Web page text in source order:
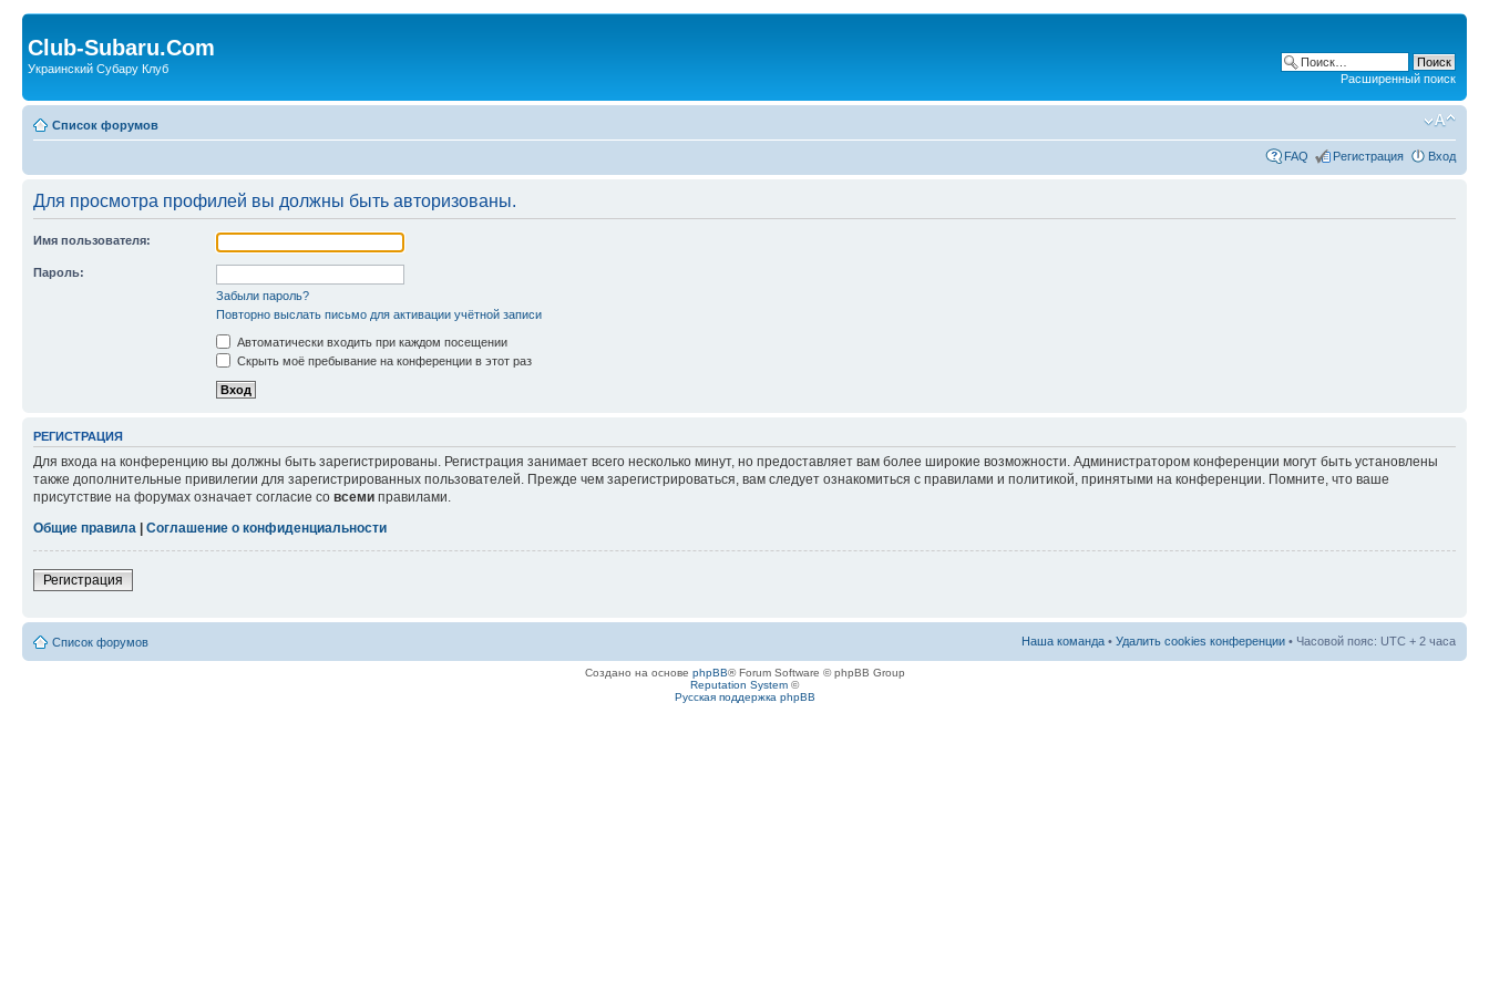
Club-Subaru.Com
Украинский Субару Клуб
Расширенный поиск
Список форумов
FAQ Регистрация Вход
Для просмотра профилей вы должны быть авторизованы.
Имя пользователя:
Пароль:
Забыли пароль?
Повторно выслать письмо для активации учётной записи
Автоматически входить при каждом посещении
Скрыть моё пребывание на конференции в этот раз
РЕГИСТРАЦИЯ
Для входа на конференцию вы должны быть зарегистрированы. Регистрация занимает всего несколько минут, но предоставляет вам более широкие возможности. Администратором конференции могут быть установлены
также дополнительные привилегии для зарегистрированных пользователей. Прежде чем зарегистрироваться, вам следует ознакомиться с правилами и политикой, принятыми на конференции. Помните, что ваше
присутствие на форумах означает согласие со всеми правилами.
Общие правила
Соглашение о конфиденциальности
Регистрация
Список форумов Наша команда • Удалить cookies конференции • Часовой пояс: UTC + 2 часа
Создано на основе phpBB® Forum Software © phpBB Group
Reputation System ©
Русская поддержка phpBB